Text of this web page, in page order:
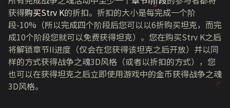
获得购买Strv K的折扣。折扣的大小是每完成一个阶
段-10% （所以完成四个阶段后您可以以6折购买坦克，而完
成10个阶段您就可以免费获得坦克）。您在购买Strv K之后
将解锁章节II进度（仅会在您获得该坦克之后开放）并以同
样的方式获得战争之魂3D风格（或者以折扣的方式），您
也可以在获得坦克之后立即使用游戏中的金币获得战争之魂
3D风格。